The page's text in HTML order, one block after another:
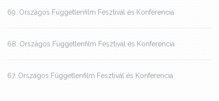
69. Országos Függetlenfilm Fesztivál és Konferencia
68. Országos Függetlenfilm Fesztivál és Konferencia
67. Országos Függetlenfilm Fesztivál és Konferencia